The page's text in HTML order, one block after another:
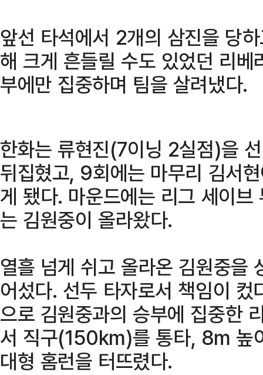
앞선 타석에서 2개의 삼진을 당
해 크게 흔들릴 수도 있었던 리
부에만 집중하며 팀을 살려냈다.
한화는 류현진(7이닝 2실점)을
뒤집혔고, 9회에는 마무리 김서
게 됐다. 마운드에는 리그 세이
는 김원중이 올라왔다.
열흘 넘게 쉬고 올라온 김원중을
어섰다. 선두 타자로서 책임이
으로 김원중과의 승부에 집중한
서 직구(150km)를 통타, 8m 높
대형 홈런을 터뜨렸다.